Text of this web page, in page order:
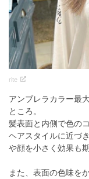
rite
アンブレラカラー最
ところ。
髪表面と内側で色の
ヘアスタイルに近づ
や顔を小さく効果も
また、表面の色味を